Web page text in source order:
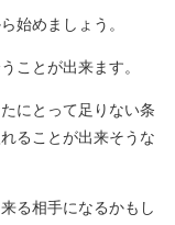
始めましょう。
ことが出来ます。
にとって足りない条
ることが出来そうな
る相手になるかもし